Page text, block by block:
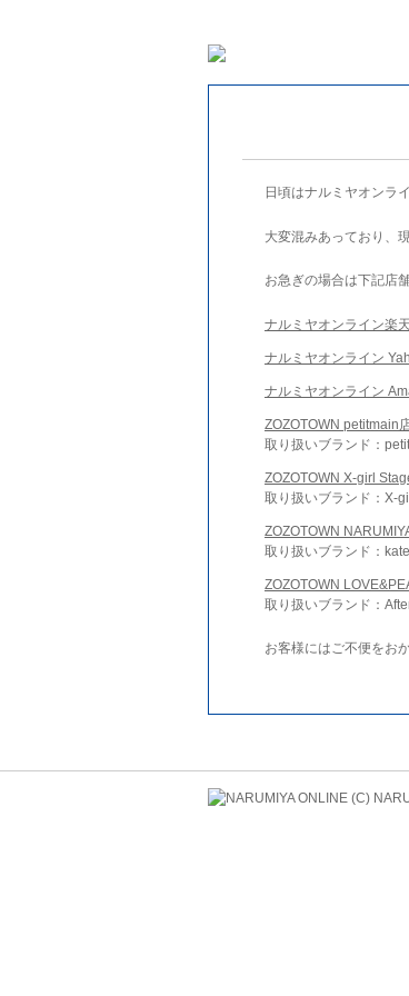
日頃はナルミヤオンラ
大変混みあっており、
お急ぎの場合は下記店
ナルミヤオンライン楽
ナルミヤオンライン
ナルミヤオンライン
ZOZOTOWN petitmain
取り扱いブランド：
ZOZOTOWN X-girl
取り扱いブランド：X-
ZOZOTOWN
取り扱いブランド：
ZOZOTOWN
取り扱いブランド：
お客様にはご不便をお